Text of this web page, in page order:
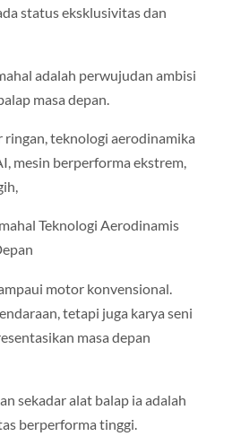
status eksklusivitas dan
adalah perwujudan ambisi
masa depan.
ringan, teknologi aerodinamika
mesin berperforma ekstrem,
Teknologi Aerodinamis
motor konvensional.
tetapi juga karya seni
masa depan
sekadar alat balap ia adalah
berperforma tinggi.